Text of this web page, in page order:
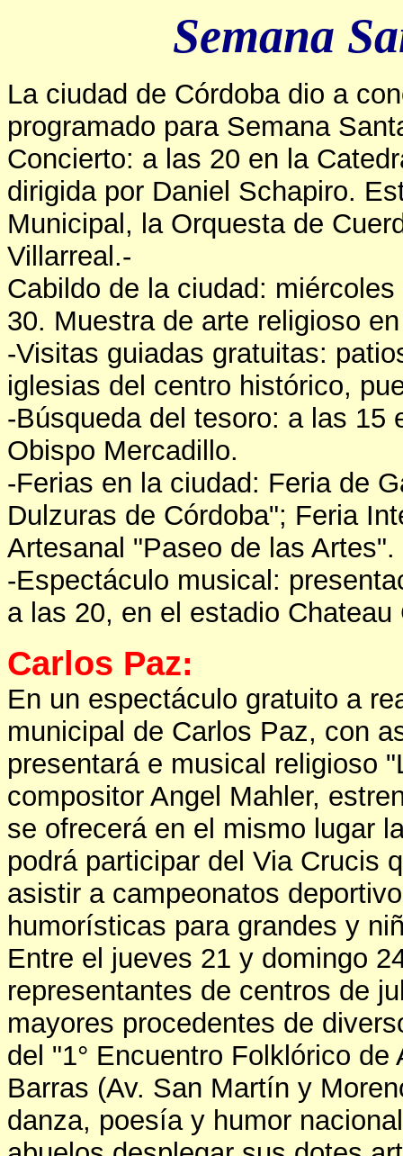
Semana
La ciudad de Córdoba dio a
programado para Semana
Concierto: a las 20 en la
dirigida por Daniel Schapiro.
Municipal, la Orquesta de
Villarreal.-
Cabildo de la ciudad:
30. Muestra de arte religioso
-Visitas guiadas gratuitas:
iglesias del centro histórico,
-Búsqueda del tesoro: a las 15
Obispo Mercadillo.
-Ferias en la ciudad: Feria de
Dulzuras de Córdoba"; Feria
Artesanal "Paseo de las Artes".
-Espectáculo musical:
a las 20, en el estadio Chateau
Carlos Paz:
En un espectáculo gratuito a
municipal de Carlos Paz, con
presentará e musical religioso
compositor Angel Mahler,
se ofrecerá en el mismo lugar
podrá participar del Via Crucis
asistir a campeonatos
humorísticas para grandes y
Entre el jueves 21 y domingo
representantes de centros de
mayores procedentes de
del "1° Encuentro Folklórico
Barras (Av. San Martín y
danza, poesía y humor